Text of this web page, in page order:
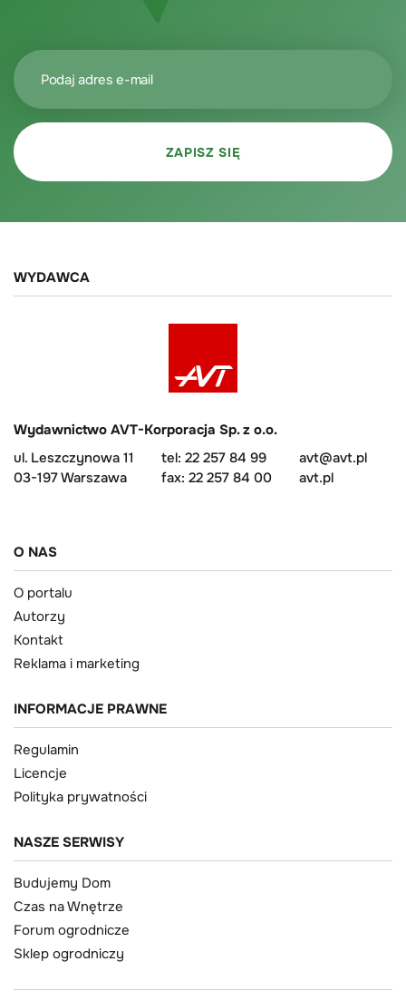
WYDAWCA
Wydawnictwo AVT-Korporacja Sp. z o.o.
ul. Leszczynowa 11
03-197 Warszawa
tel: 22 257 84 99
fax: 22 257 84 00
avt@avt.pl
avt.pl
O NAS
O portalu
Autorzy
Kontakt
Reklama i marketing
INFORMACJE PRAWNE
Regulamin
Licencje
Polityka prywatności
NASZE SERWISY
Budujemy Dom
Czas na Wnętrze
Forum ogrodnicze
Sklep ogrodniczy